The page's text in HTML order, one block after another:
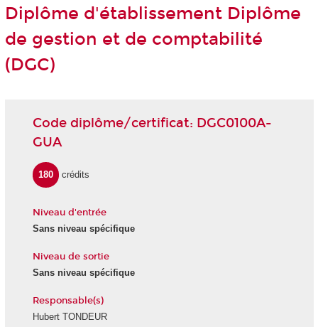
Diplôme d'établissement Diplôme
de gestion et de comptabilité
(DGC)
Code diplôme/certificat: DGC0100A-
GUA
180 crédits
Niveau d'entrée
Sans niveau spécifique
Niveau de sortie
Sans niveau spécifique
Responsable(s)
Hubert TONDEUR